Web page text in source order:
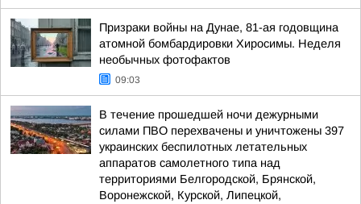
Призраки войны на Дунае, 81-ая годовщина
атомной бомбардировки Хиросимы. Неделя
необычных фотофактов
09:03
В течение прошедшей ночи дежурными
силами ПВО перехвачены и уничтожены 397
украинских беспилотных летательных
аппаратов самолетного типа над
территориями Белгородской, Брянской,
Воронежской, Курской, Липецкой,